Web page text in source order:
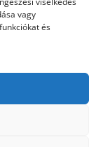
vagy
és
a jogi